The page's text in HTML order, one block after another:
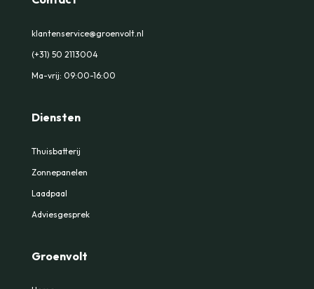
klantenservice@groenvolt.nl
(+31) 50 2113004
Ma-vrij: 09:00-16:00
Diensten
Thuisbatterij
Zonnepanelen
Laadpaal
Adviesgesprek
Groenvolt